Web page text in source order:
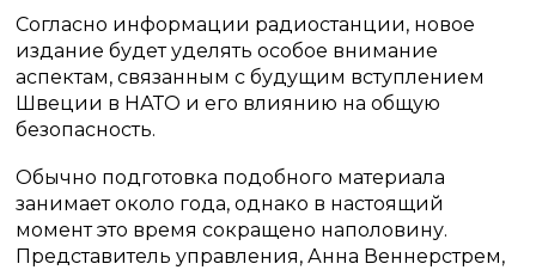
Согласно информации радиостанции, новое
издание будет уделять особое внимание
аспектам, связанным с будущим вступлением
Швеции в НАТО и его влиянию на общую
безопасность.
Обычно подготовка подобного материала
занимает около года, однако в настоящий
момент это время сокращено наполовину.
Представитель управления, Анна Веннерстрем,